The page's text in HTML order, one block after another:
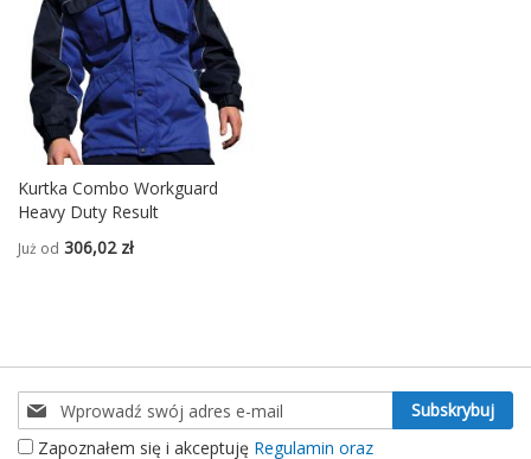
Kurtka Combo Workguard
Heavy Duty Result
Już od 306,02 zł
Subskrybuj
nasz
newsletter:
Subskrybuj
Zapoznałem się i akceptuję Regulamin oraz